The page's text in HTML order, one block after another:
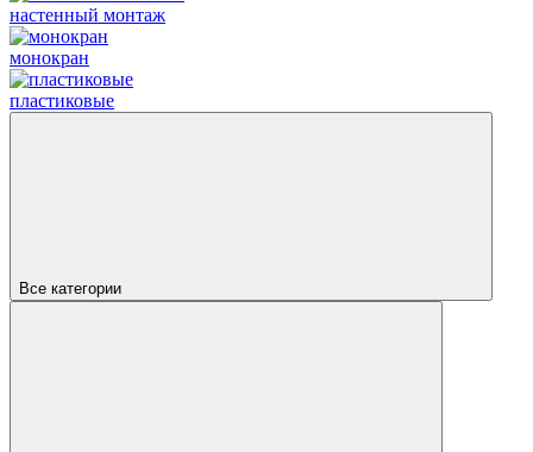
настенный монтаж
монокран
пластиковые
Все категории